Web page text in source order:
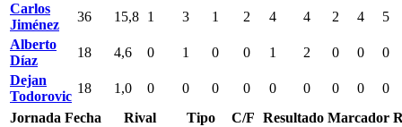
Carlos
Jiménez
36 15,8 1 3 1 2 4 4 2 4
5
Alberto
Díaz
18 4,6 0 1 0 0 1 2 0 0
0
Dejan
Todorovic
18 1,0 0 0 0 0 0 0 0 0
0
Jornada Fecha Rival Tipo C/F Resultado Marcador